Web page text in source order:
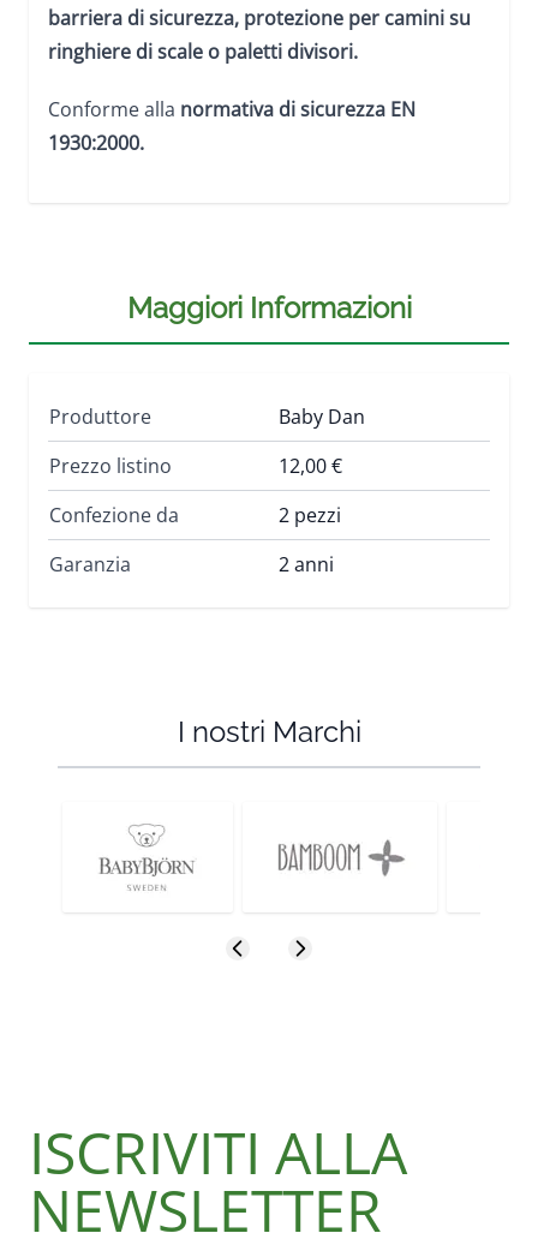
barriera di sicurezza, protezione per camini su
ringhiere di scale o paletti divisori.
Conforme alla normativa di sicurezza EN
1930:2000.
Maggiori Informazioni
Produttore
Baby Dan
Prezzo listino
12,00 €
Confezione da
2 pezzi
Garanzia
2 anni
I nostri Marchi
ISCRIVITI ALLA
NEWSLETTER